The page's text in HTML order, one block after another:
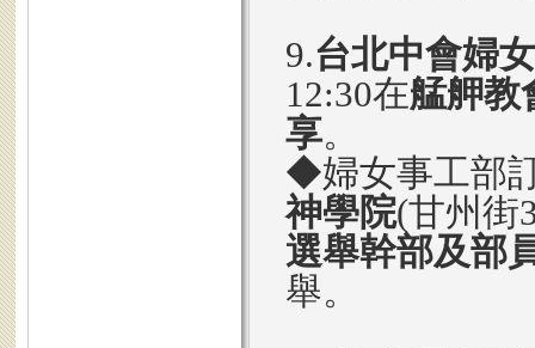
9.台北中會婦
12:30在艋舺教
享。
◆婦女事工部
神學院(甘州街
選舉幹部及部
舉。